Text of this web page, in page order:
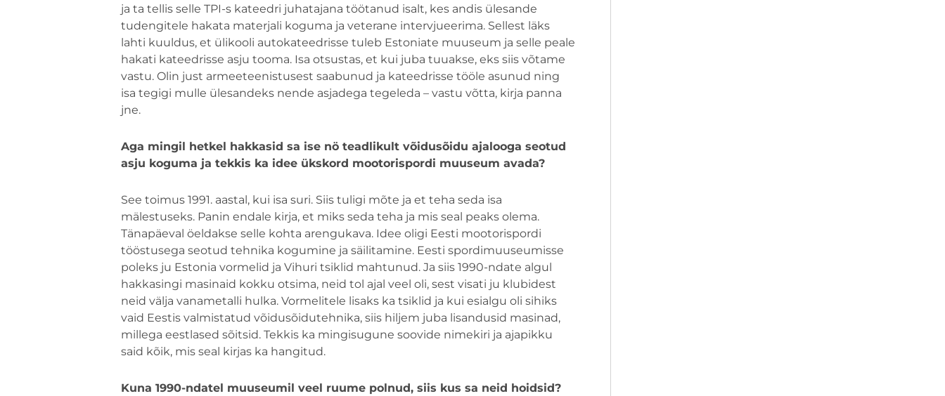
ja ta tellis selle TPI-s kateedri juhatajana töötanud isalt, kes andis ülesande
tudengitele hakata materjali koguma ja veterane intervjueerima. Sellest läks
lahti kuuldus, et ülikooli autokateedrisse tuleb Estoniate muuseum ja selle peale
hakati kateedrisse asju tooma. Isa otsustas, et kui juba tuuakse, eks siis võtame
vastu. Olin just armeeteenistusest saabunud ja kateedrisse tööle asunud ning
isa tegigi mulle ülesandeks nende asjadega tegeleda – vastu võtta, kirja panna
jne.
Aga mingil hetkel hakkasid sa ise nö teadlikult võidusõidu ajalooga seotud
asju koguma ja tekkis ka idee ükskord mootorispordi muuseum avada?
See toimus 1991. aastal, kui isa suri. Siis tuligi mõte ja et teha seda isa
mälestuseks. Panin endale kirja, et miks seda teha ja mis seal peaks olema.
Tänapäeval öeldakse selle kohta arengukava. Idee oligi Eesti mootorispordi
tööstusega seotud tehnika kogumine ja säilitamine. Eesti spordimuuseumisse
poleks ju Estonia vormelid ja Vihuri tsiklid mahtunud. Ja siis 1990-ndate algul
hakkasingi masinaid kokku otsima, neid tol ajal veel oli, sest visati ju klubidest
neid välja vanametalli hulka. Vormelitele lisaks ka tsiklid ja kui esialgu oli sihiks
vaid Eestis valmistatud võidusõidutehnika, siis hiljem juba lisandusid masinad,
millega eestlased sõitsid. Tekkis ka mingisugune soovide nimekiri ja ajapikku
said kõik, mis seal kirjas ka hangitud.
Kuna 1990-ndatel muuseumil veel ruume polnud, siis kus sa neid hoidsid?